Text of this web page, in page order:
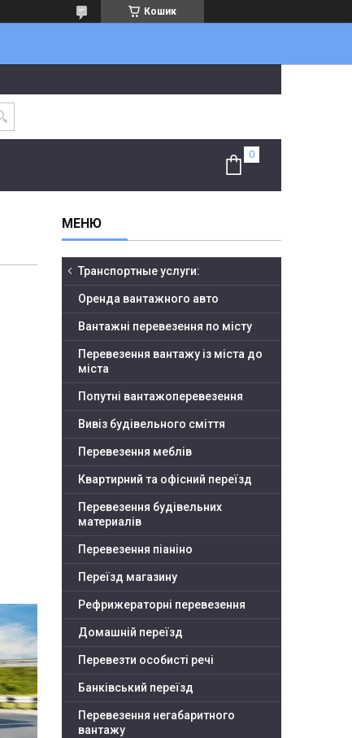
Кошик
Транспортные услуги:
Оренда вантажного авто
Вантажні перевезення по місту
Перевезення вантажу із міста до
міста
Попутні вантажоперевезення
Вивіз будівельного сміття
Перевезення меблів
Квартирний та офісний переїзд
Перевезення будівельних
материалів
Перевезення піаніно
Переїзд магазину
Рефрижераторні перевезення
Домашній переїзд
Перевезти особисті речі
Банківський переїзд
Перевезення негабаритного
вантажу